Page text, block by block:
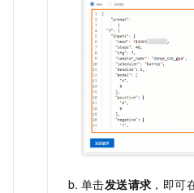
单击发送请求 ，即可